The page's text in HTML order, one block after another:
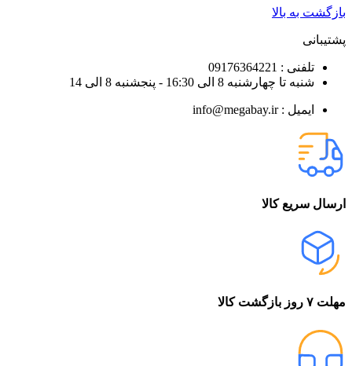
بازگشت به بالا
پشتیبانی
تلفنی : 09176364221
شنبه تا چهارشنبه 8 الی 16:30 - پنجشنبه 8 الی 14
ایمیل : info@megabay.ir
ارسال سریع کالا
مهلت ۷ روز بازگشت کالا